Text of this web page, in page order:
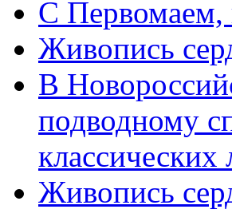
C
Живопись
В
подводному
Живопись